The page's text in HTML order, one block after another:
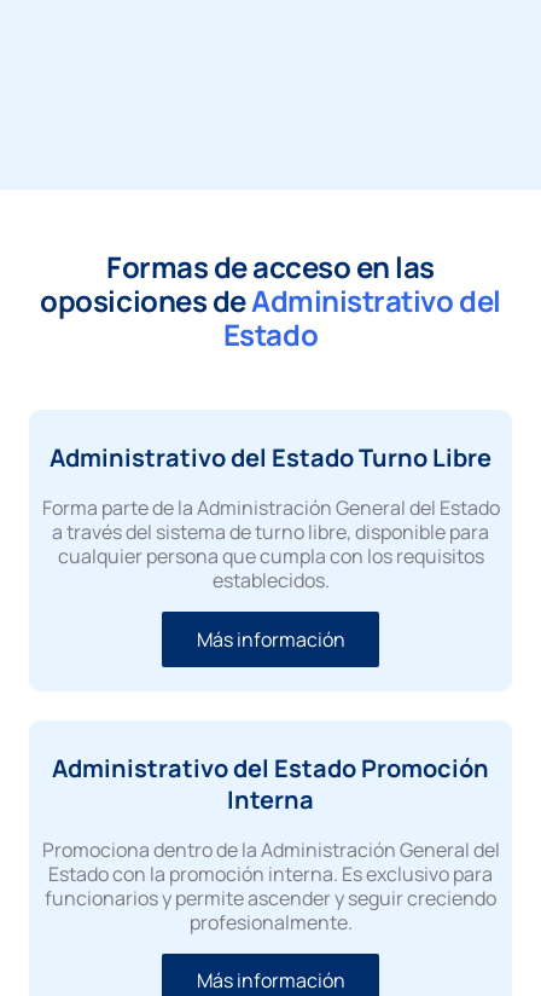
Formas de acceso en las
oposiciones deAdministrativo del
Estado
Administrativo del Estado Turno Libre
Forma parte de la Administración General del Estado
a través del sistema de turno libre, disponible para
cualquier persona que cumpla con los requisitos
establecidos.
Más información
Administrativo del Estado Promoción
Interna
Promociona dentro de la Administración General del
Estado con la promoción interna. Es exclusivo para
funcionarios y permite ascender y seguir creciendo
profesionalmente.
Más información